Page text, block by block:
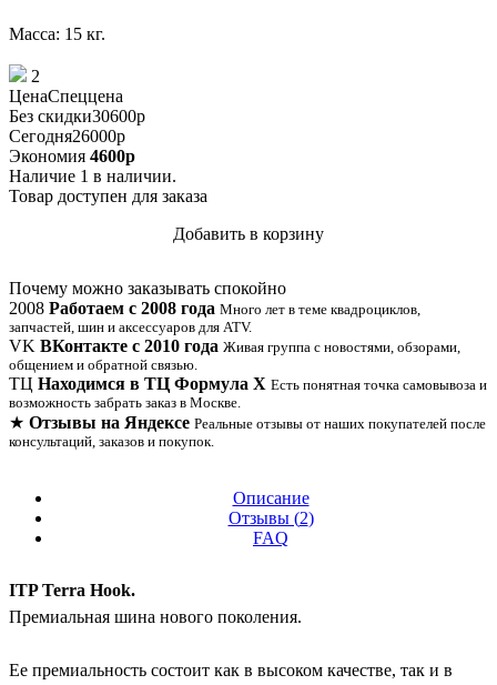
Масса: 15 кг.
2
ЦенаСпеццена
Без скидки30600p
Сегодня26000p
Экономия 4600p
Наличие 1 в наличии.
Товар доступен для заказа
Добавить в корзину
Почему можно заказывать спокойно
2008 Работаем с 2008 года Много лет в теме квадроциклов,
запчастей, шин и аксессуаров для ATV.
VK ВКонтакте с 2010 года Живая группа с новостями, обзорами,
общением и обратной связью.
ТЦ Находимся в ТЦ Формула Х Есть понятная точка самовывоза и
возможность забрать заказ в Москве.
★ Отзывы на Яндексе Реальные отзывы от наших покупателей после
консультаций, заказов и покупок.
Описание
Отзывы (2)
FAQ
ITP Terra Hook.
Премиальная шина нового поколения.
Ее премиальность состоит как в высоком качестве, так и в